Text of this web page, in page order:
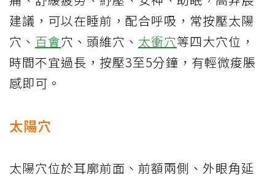
建議，可以在睡前，配合呼吸，常按壓太陽
穴、 百會穴、頭維穴、 太衝穴等四大穴位，
時間不宜過長，按壓3至5分鐘，有輕微痠脹
感即可。
太陽穴
太陽穴位於耳廓前面、前額兩側、外眼角延